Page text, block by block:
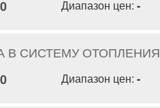
0 Диапазон цен:-
СИСТЕМУ ОТОПЛЕНИЯ
0 Диапазон цен:-